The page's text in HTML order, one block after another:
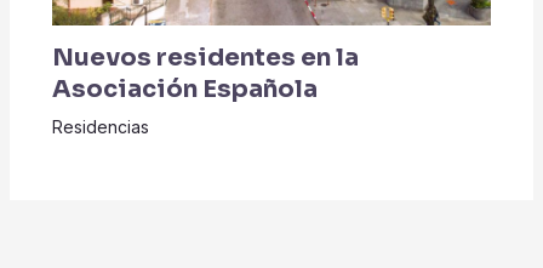
Nuevos residentes en la
Asociación Española
Residencias